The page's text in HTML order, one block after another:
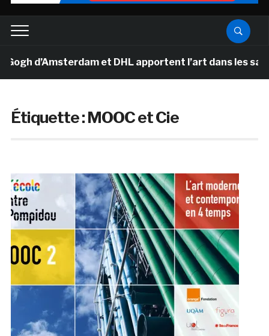
d’Amsterdam et DHL apportent l’art dans les salles
Étiquette :MOOC et Cie